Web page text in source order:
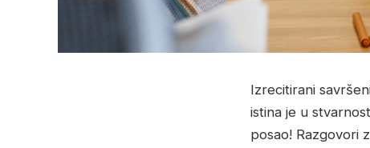
Izrecitirani
istina je u
posao! Razgovori